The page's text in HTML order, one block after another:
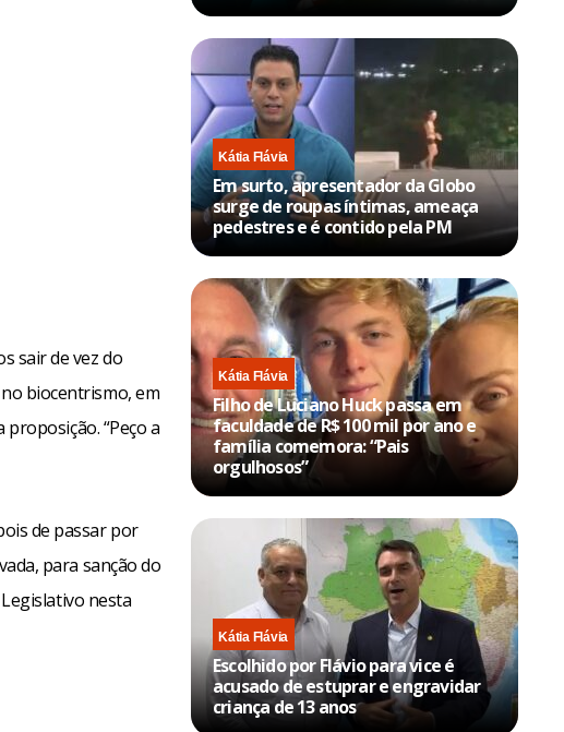
sair de vez do
biocentrismo, em
“Peço a
de passar por
para sanção do
nesta
Kátia Flávia
Em surto, apresentador da Globo
surge de roupas íntimas, ameaça
pedestres e é contido pela PM
Kátia Flávia
Filho de Luciano Huck passa em
faculdade de R$ 100 mil por ano e
família comemora: “Pais
orgulhosos”
Kátia Flávia
Escolhido por Flávio para vice é
acusado de estuprar e engravidar
criança de 13 anos